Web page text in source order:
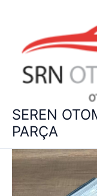
SEREN
PARÇA